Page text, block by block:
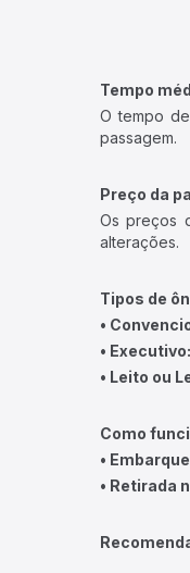
Tempo
O tempo
passagem.
Preço da
Os preços
alterações.
Tipos de
•
• Executivo:
• Leito ou
Como
•
• Retirada